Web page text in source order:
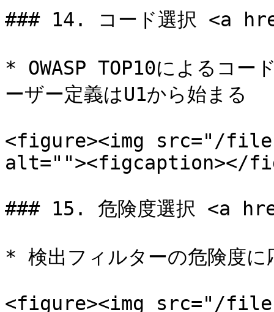
### 14. コード選択 <a
* OWASP TOP10によるコー
ーザー定義はU1から始まる
<figure><img src="/
alt=""><figcaption></
### 15. 危険度選択 <a
* 検出フィルターの危険度に
<figure><img src="/files/